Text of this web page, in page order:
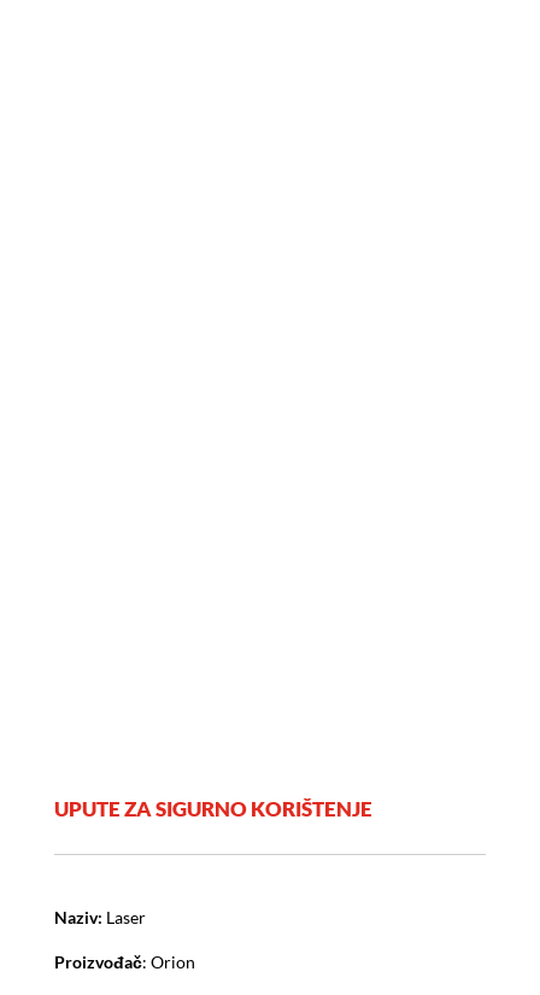
UPUTE ZA SIGURNO KORIŠTENJE
Naziv: Laser
Proizvođač: Orion